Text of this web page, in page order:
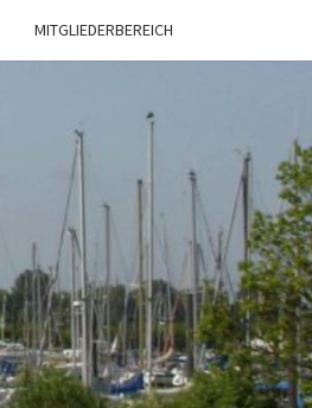
MITGLIEDERBEREICH